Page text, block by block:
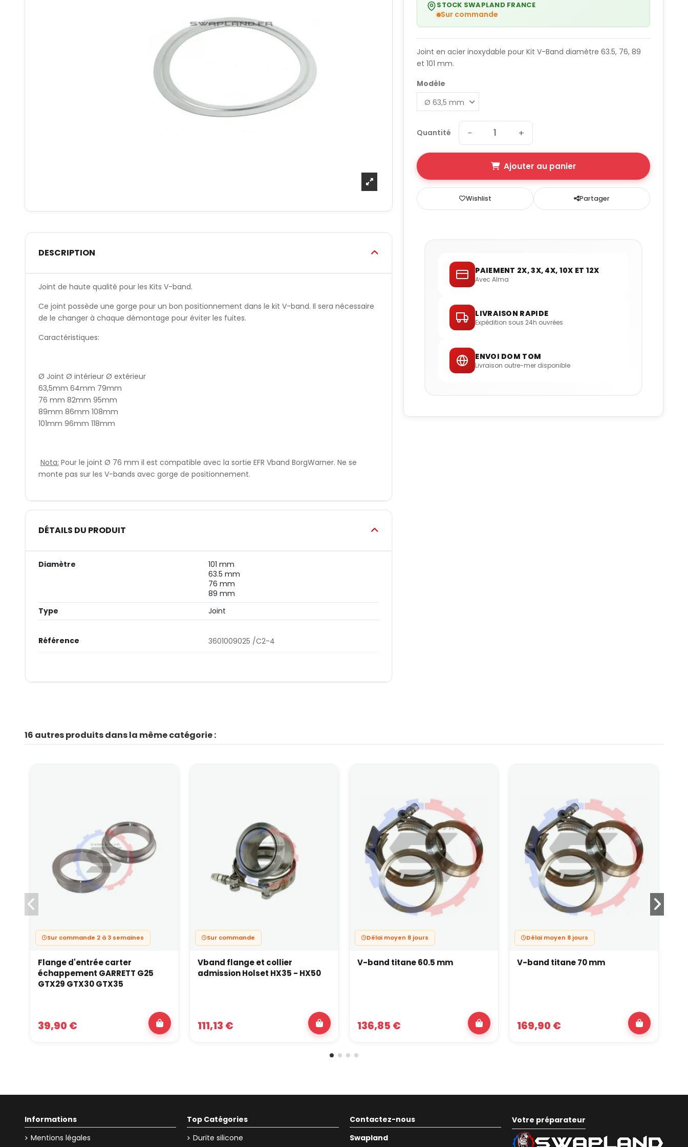
DESCRIPTION
Joint de haute qualité pour les Kits V-band.
Ce joint possède une gorge pour un bon positionnement dans le kit V-band. Il sera nécessaire
de le changer à chaque démontage pour éviter les fuites.
Caractéristiques:
Ø Joint Ø intérieur Ø extérieur
63,5mm 64mm 79mm
76 mm 82mm 95mm
89mm 86mm 108mm
101mm 96mm 118mm
Nota: Pour le joint Ø 76 mm il est compatible avec la sortie EFR Vband BorgWarner. Ne se
monte pas sur les V-bands avec gorge de positionnement.
DÉTAILS DU PRODUIT
Diamètre
101 mm
63.5 mm
76 mm
89 mm
Type
Joint
Référence 3601009025 /C2-4
STOCK SWAPLAND FRANCE
Sur commande
Joint en acier inoxydable pour Kit V-Band diamètre 63.5, 76, 89
et 101 mm.
Modèle
Quantité − +
Ajouter au panier
Wishlist Partager
PAIEMENT 2X, 3X, 4X, 10X ET 12X
Avec Alma
LIVRAISON RAPIDE
Expédition sous 24h ouvrées
ENVOI DOM TOM
Livraison outre-mer disponible
16 autres produits dans la même catégorie :
Sur commande 2 à 3 semaines
Flange d'entrée carter
échappement GARRETT G25
GTX29 GTX30 GTX35
39,90 €
Sur commande
Vband flange et collier
admission Holset HX35 - HX50
111,13 €
Délai moyen 8 jours
V-band titane 60.5 mm
136,85 €
Délai moyen 8 jours
V-band titane 70 mm
169,90 €
Informations
Mentions légales
Top Catégories
Durite silicone
Contactez-nous
Swapland
Votre préparateur